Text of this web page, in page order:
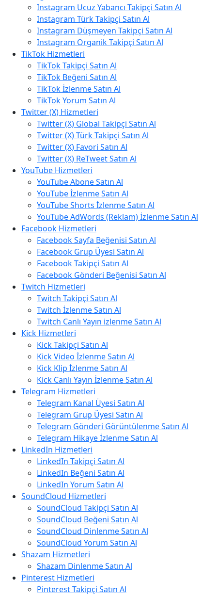
Instagram Ucuz Yabancı Takipçi Satın Al
Instagram Türk Takipçi Satın Al
Instagram Düşmeyen Takipçi Satın Al
Instagram Organik Takipçi Satın Al
TikTok Hizmetleri
TikTok Takipçi Satın Al
TikTok Beğeni Satın Al
TikTok İzlenme Satın Al
TikTok Yorum Satın Al
Twitter (X) Hizmetleri
Twitter (X) Global Takipçi Satın Al
Twitter (X) Türk Takipçi Satın Al
Twitter (X) Favori Satın Al
Twitter (X) ReTweet Satın Al
YouTube Hizmetleri
YouTube Abone Satın Al
YouTube İzlenme Satın Al
YouTube Shorts İzlenme Satın Al
YouTube AdWords (Reklam) İzlenme Satın Al
Facebook Hizmetleri
Facebook Sayfa Beğenisi Satın Al
Facebook Grup Üyesi Satın Al
Facebook Takipçi Satın Al
Facebook Gönderi Beğenisi Satın Al
Twitch Hizmetleri
Twitch Takipçi Satın Al
Twitch İzlenme Satın Al
Twitch Canlı Yayın izlenme Satın Al
Kick Hizmetleri
Kick Takipçi Satın Al
Kick Video İzlenme Satın Al
Kick Klip İzlenme Satın Al
Kick Canlı Yayın İzlenme Satın Al
Telegram Hizmetleri
Telegram Kanal Üyesi Satın Al
Telegram Grup Üyesi Satın Al
Telegram Gönderi Görüntülenme Satın Al
Telegram Hikaye İzlenme Satın Al
LinkedIn Hizmetleri
LinkedIn Takipçi Satın Al
LinkedIn Beğeni Satın Al
LinkedIn Yorum Satın Al
SoundCloud Hizmetleri
SoundCloud Takipçi Satın Al
SoundCloud Beğeni Satın Al
SoundCloud Dinlenme Satın Al
SoundCloud Yorum Satın Al
Shazam Hizmetleri
Shazam Dinlenme Satın Al
Pinterest Hizmetleri
Pinterest Takipçi Satın Al